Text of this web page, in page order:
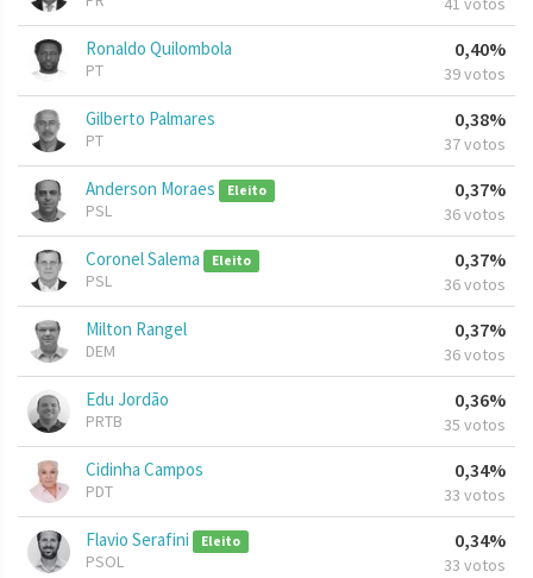
Ronaldo Quilombola
PT
0,40%
39 votos
Gilberto Palmares
PT
0,38%
37 votos
Anderson Moraes Eleito
PSL
0,37%
36 votos
Coronel Salema Eleito
PSL
0,37%
36 votos
Milton Rangel
DEM
0,37%
36 votos
Edu Jordão
PRTB
0,36%
35 votos
Cidinha Campos
PDT
0,34%
33 votos
Flavio Serafini Eleito
PSOL
0,34%
33 votos